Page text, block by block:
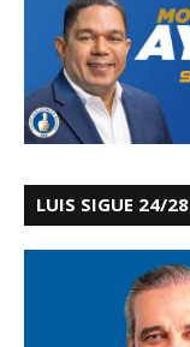
LUIS SIGUE 24/28